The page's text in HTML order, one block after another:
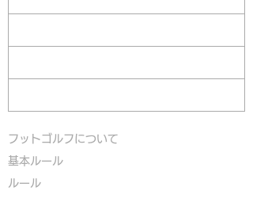
フットゴルフについて
基本ルール
ルール